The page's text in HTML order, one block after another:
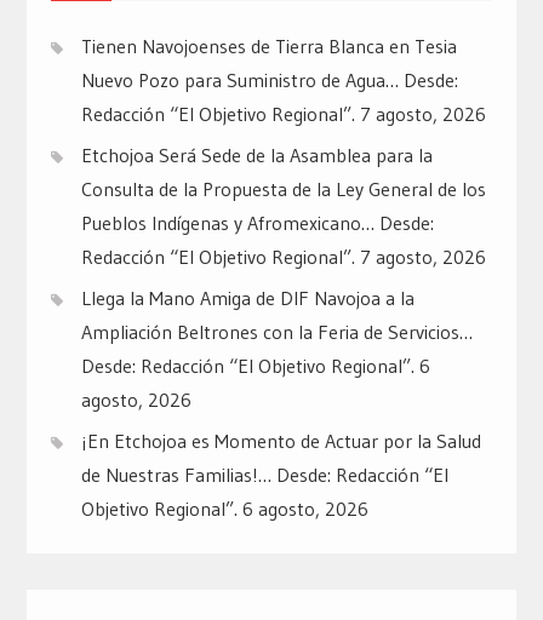
Tienen Navojoenses de Tierra Blanca en Tesia
Nuevo Pozo para Suministro de Agua… Desde:
Redacción “El Objetivo Regional”. 7 agosto, 2026
Etchojoa Será Sede de la Asamblea para la
Consulta de la Propuesta de la Ley General de los
Pueblos Indígenas y Afromexicano… Desde:
Redacción “El Objetivo Regional”. 7 agosto, 2026
Llega la Mano Amiga de DIF Navojoa a la
Ampliación Beltrones con la Feria de Servicios…
Desde: Redacción “El Objetivo Regional”. 6
agosto, 2026
¡En Etchojoa es Momento de Actuar por la Salud
de Nuestras Familias!… Desde: Redacción “El
Objetivo Regional”. 6 agosto, 2026